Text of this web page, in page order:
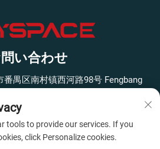
い合わせ
禺区南村镇西河路98号 Fengbang
protected]
tools to provide our services. If you
click Personalize cookies.